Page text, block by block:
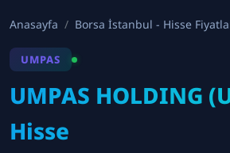
Anasayfa Borsa İstanbul - Hisse
UMPAS
UMPAS HOLDING
Hisse